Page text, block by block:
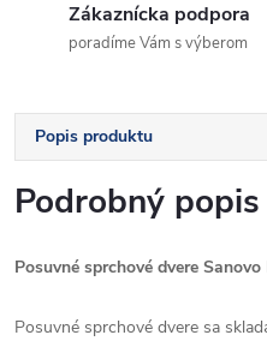
Zákaznícka podpora
poradíme Vám s výberom
Popis produktu
Podrobný popis
Posuvné sprchové dvere
Posuvné sprchové dvere sa